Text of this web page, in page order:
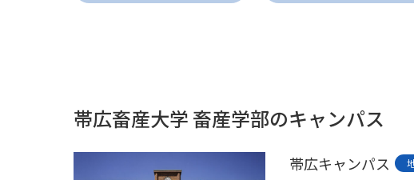
帯広畜産大学 畜産学部のキャンパス
帯広キャンパス